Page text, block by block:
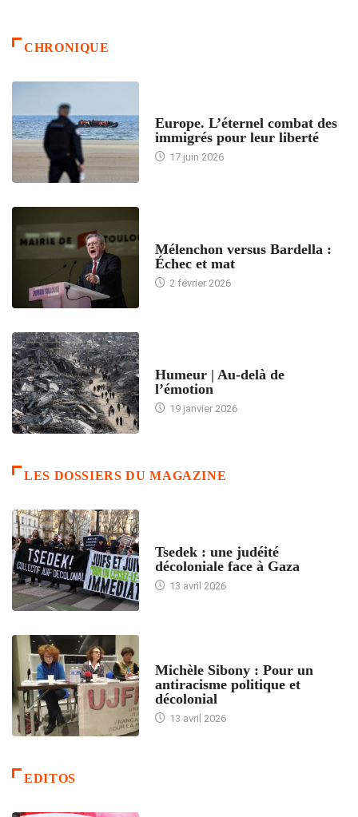
CHRONIQUE
Europe. L’éternel combat des
immigrés pour leur liberté
17 juin 2026
Mélenchon versus Bardella :
Échec et mat
2 février 2026
Humeur | Au-delà de
l’émotion
19 janvier 2026
LES DOSSIERS DU MAGAZINE
Tsedek : une judéité
décoloniale face à Gaza
13 avril 2026
Michèle Sibony : Pour un
antiracisme politique et
décolonial
13 avril 2026
EDITOS